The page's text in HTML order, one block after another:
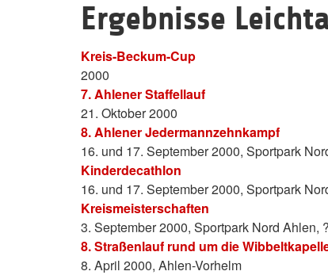
Ergebnisse
Kreis-Beckum-Cup
2000
7. Ahlener Staffellauf
21. Oktober 2000
8. Ahlener Jedermannzehnkampf
16. und 17. September 2000, Sportpark
Kinderdecathlon
16. und 17. September 2000, Sportpark
Kreismeisterschaften
3. September 2000, Sportpark Nord
8. Straßenlauf rund um die
8. April 2000, Ahlen-Vorhelm